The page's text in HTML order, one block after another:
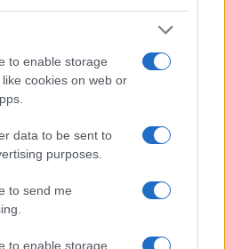
to enable storage
cookies on web or
data to be sent to
purposes.
to send me
to enable storage